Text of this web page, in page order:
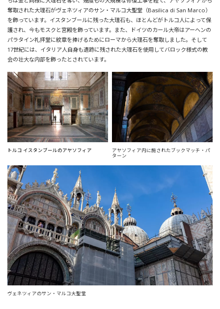
奪取された大理石がヴェネツィアのサン・マルコ大聖堂（Basilica di San Marco）
を飾っています。イスタンブールに残った大理石も、ほとんどがトルコ人によって保
護され、今もモスクと宮殿を飾っています。また、ドイツのカール大帝はアーヘンの
パラタイン礼拝堂に紋章を捧げるためにローマから大理石を奪取しました。そして
17世紀には、イタリア人自身も遺跡に残された大理石を使用してバロック様式の教
会の壮大な内部を飾ったとされています。
トルコ イスタンブールのアヤソフィア
アヤソフィア内に施されたブックマッチ・パ
ターン
ヴェネツィアのサン・マルコ大聖堂